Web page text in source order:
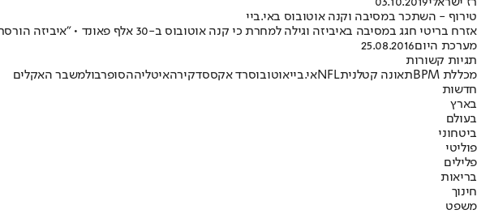
טירוף - השתכר במסיבה וקנה אוטובוס באי.ביי
אזרח בריטי חגג במסיבה באיביזה וגילה למחרת כי קנה אוטובוס ב-30 אלף פאונד • "איביזה הורסת לכם את החיים", כתב בפוסט כשהתפקח • כעת הוא מחפש קונה אם לא תבוטל העסקה
מערכת היום25.08.2016
תגיות קשורות
מכללת BPM
תאונה קטלניתNFLאי.בייאוטובוסרד אקססדקירהאיטליההסופרבולמשבר האקלים
חדשות
בארץ
בעולם
ביטחוני
פוליטי
פלילים
בריאות
חינוך
משפט